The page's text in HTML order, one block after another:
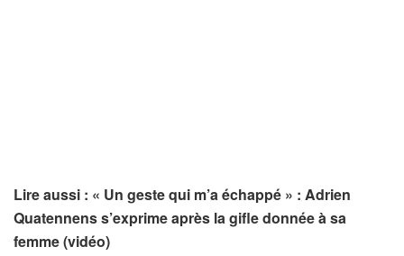
Lire aussi : « Un geste qui m’a échappé » : Adrien
Quatennens s’exprime après la gifle donnée à sa
femme (vidéo)